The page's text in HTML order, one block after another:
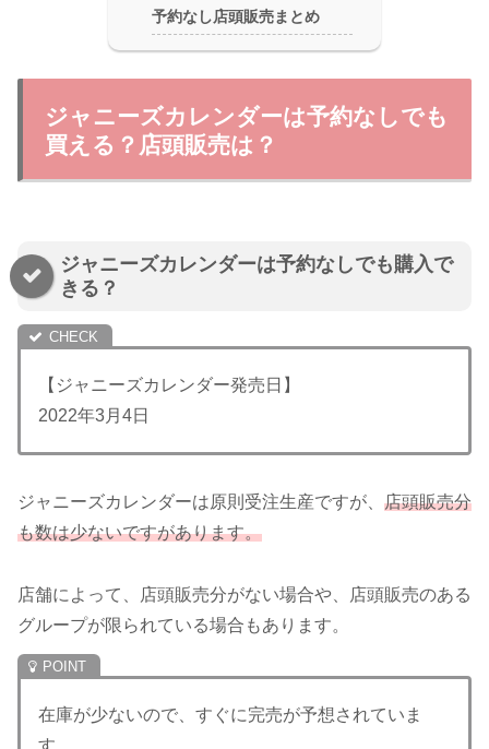
予約なし店頭販売まとめ
ジャニーズカレンダーは予約なしでも
買える？店頭販売は？
ジャニーズカレンダーは予約なしでも購入で
きる？
【ジャニーズカレンダー発売日】
2022年3月4日
ジャニーズカレンダーは原則受注生産ですが、 店頭販売分
も数は少ないですがあります。
店舗によって、店頭販売分がない場合や、店頭販売のある
グループが限られている場合もあります。
在庫が少ないので、すぐに完売が予想されていま
す。